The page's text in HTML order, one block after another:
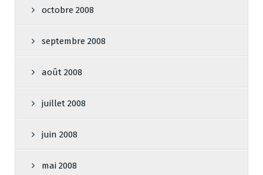
octobre 2008
septembre 2008
août 2008
juillet 2008
juin 2008
mai 2008